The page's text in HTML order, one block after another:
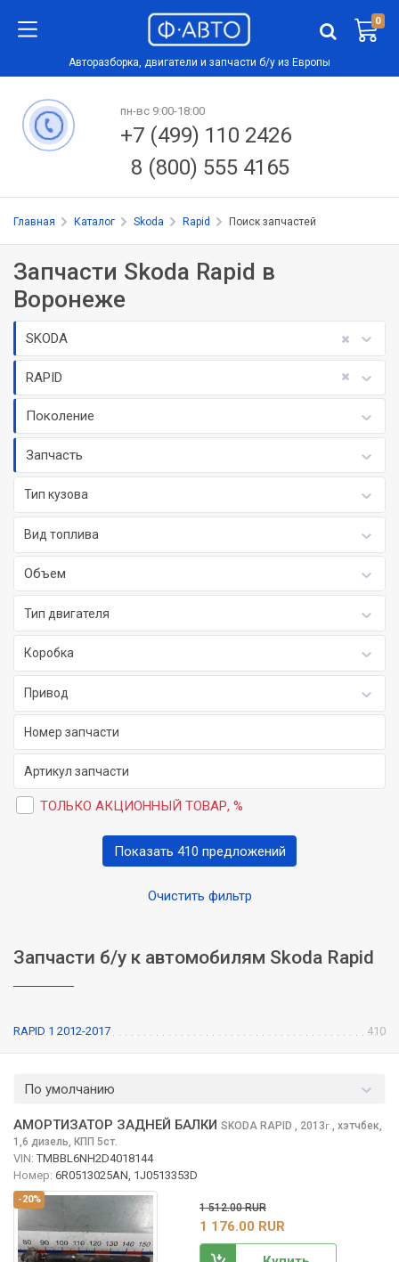
0
Авторазборка, двигатели и запчасти б/у из Европы
пн-вс 9:00-18:00
+7 (499) 110 2426
8 (800) 555 4165
Главная Каталог Skoda Rapid Поиск запчастей
Запчасти Skoda Rapid в
Воронеже
SKODA
RAPID
Поколение
Запчасть
Тип кузова
Вид топлива
Объем
Тип двигателя
Коробка
Привод
ТОЛЬКО АКЦИОННЫЙ ТОВАР, %
Очистить фильтр
Показать 410 предложений
Запчасти б/у к автомобилям Skoda Rapid
RAPID 1 2012-2017 410
По умолчанию
-20%
АМОРТИЗАТОР ЗАДНЕЙ БАЛКИ SKODA RAPID , 2013г., хэтчбек,
1,6 дизель, КПП 5ст.
VIN: TMBBL6NH2D4018144
Номер: 6R0513025AN, 1J0513353D
1 512.00 RUR
1 176.00 RUR